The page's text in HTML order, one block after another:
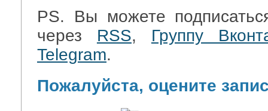
PS. Вы можете
через RSS, Группу
Telegram.
Пожалуйста, оцените